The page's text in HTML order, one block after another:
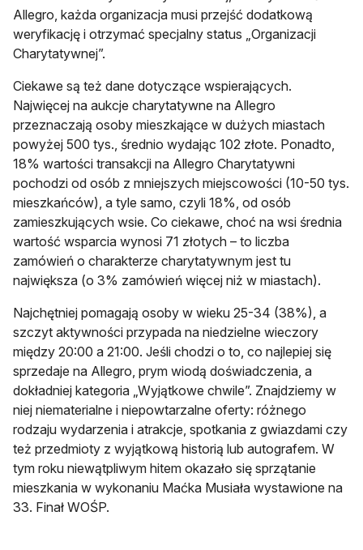
Allegro, każda organizacja musi przejść dodatkową
weryfikację i otrzymać specjalny status „Organizacji
Charytatywnej”.
Ciekawe są też dane dotyczące wspierających.
Najwięcej na aukcje charytatywne na Allegro
przeznaczają osoby mieszkające w dużych miastach
powyżej 500 tys., średnio wydając 102 złote. Ponadto,
18% wartości transakcji na Allegro Charytatywni
pochodzi od osób z mniejszych miejscowości (10-50 tys.
mieszkańców), a tyle samo, czyli 18%, od osób
zamieszkujących wsie. Co ciekawe, choć na wsi średnia
wartość wsparcia wynosi 71 złotych – to liczba
zamówień o charakterze charytatywnym jest tu
największa (o 3% zamówień więcej niż w miastach).
Najchętniej pomagają osoby w wieku 25-34 (38%), a
szczyt aktywności przypada na niedzielne wieczory
między 20:00 a 21:00. Jeśli chodzi o to, co najlepiej się
sprzedaje na Allegro, prym wiodą doświadczenia, a
dokładniej kategoria „Wyjątkowe chwile”. Znajdziemy w
niej niematerialne i niepowtarzalne oferty: różnego
rodzaju wydarzenia i atrakcje, spotkania z gwiazdami czy
też przedmioty z wyjątkową historią lub autografem. W
tym roku niewątpliwym hitem okazało się sprzątanie
mieszkania w wykonaniu Maćka Musiała wystawione na
33. Finał WOŚP.